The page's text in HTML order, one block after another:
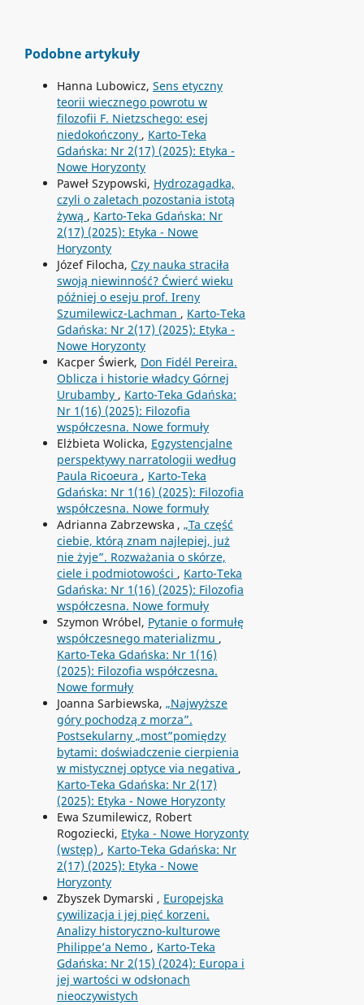
Podobne artykuły
Hanna Lubowicz, Sens etyczny
teorii wiecznego powrotu w
filozofii F. Nietzschego: esej
niedokończony , Karto-Teka
Gdańska: Nr 2(17) (2025): Etyka -
Nowe Horyzonty
Paweł Szypowski, Hydrozagadka,
czyli o zaletach pozostania istotą
żywą , Karto-Teka Gdańska: Nr
2(17) (2025): Etyka - Nowe
Horyzonty
Józef Filocha, Czy nauka straciła
swoją niewinność? Ćwierć wieku
później o eseju prof. Ireny
Szumilewicz-Lachman , Karto-Teka
Gdańska: Nr 2(17) (2025): Etyka -
Nowe Horyzonty
Kacper Świerk, Don Fidél Pereira.
Oblicza i historie władcy Górnej
Urubamby , Karto-Teka Gdańska:
Nr 1(16) (2025): Filozofia
współczesna. Nowe formuły
Elżbieta Wolicka, Egzystencjalne
perspektywy narratologii według
Paula Ricoeura , Karto-Teka
Gdańska: Nr 1(16) (2025): Filozofia
współczesna. Nowe formuły
Adrianna Zabrzewska , „Ta część
ciebie, którą znam najlepiej, już
nie żyje”. Rozważania o skórze,
ciele i podmiotowości , Karto-Teka
Gdańska: Nr 1(16) (2025): Filozofia
współczesna. Nowe formuły
Szymon Wróbel, Pytanie o formułę
współczesnego materializmu ,
Karto-Teka Gdańska: Nr 1(16)
(2025): Filozofia współczesna.
Nowe formuły
Joanna Sarbiewska, „Najwyższe
góry pochodzą z morza”.
Postsekularny „most”pomiędzy
bytami: doświadczenie cierpienia
w mistycznej optyce via negativa ,
Karto-Teka Gdańska: Nr 2(17)
(2025): Etyka - Nowe Horyzonty
Ewa Szumilewicz, Robert
Rogoziecki, Etyka - Nowe Horyzonty
(wstęp) , Karto-Teka Gdańska: Nr
2(17) (2025): Etyka - Nowe
Horyzonty
Zbyszek Dymarski , Europejska
cywilizacja i jej pięć korzeni.
Analizy historyczno-kulturowe
Philippe’a Nemo , Karto-Teka
Gdańska: Nr 2(15) (2024): Europa i
jej wartości w odsłonach
nieoczywistych